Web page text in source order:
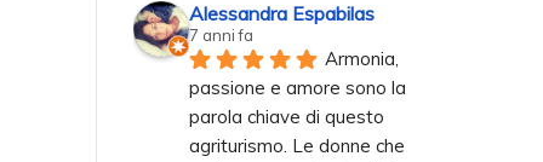
Alessandra Espabilas
7 anni fa
Armonia,
passione e amore sono la
parola chiave di questo
agriturismo. Le donne che